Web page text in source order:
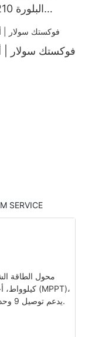
فوكستك سولار |
SERVICE